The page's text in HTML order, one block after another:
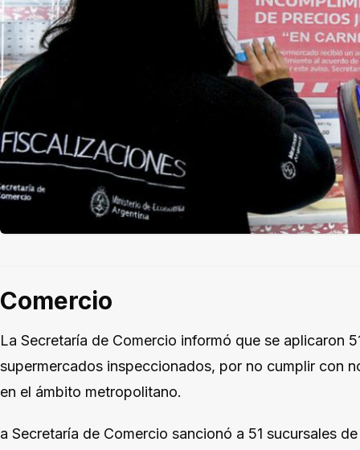
Comercio
La Secretaría de Comercio informó que se aplicaron
supermercados inspeccionados, por no cumplir con
en el ámbito metropolitano.
a Secretaría de Comercio sancionó a 51 sucursales